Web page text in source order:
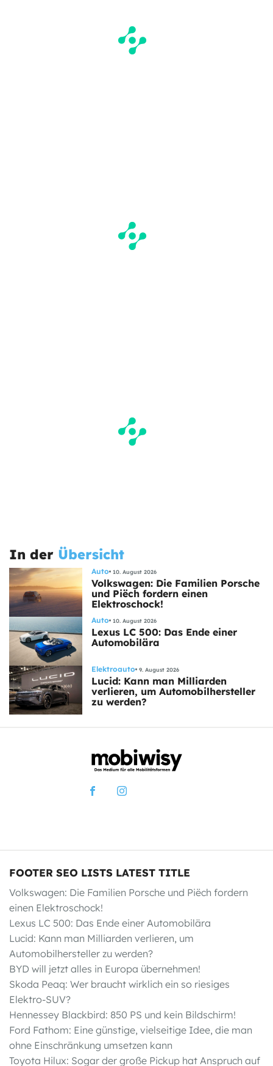
In der Übersicht
Auto 10. August 2026
Volkswagen: Die Familien Porsche
und Piëch fordern einen
Elektroschock!
Auto 10. August 2026
Lexus LC 500: Das Ende einer
Automobilära
Elektroauto 9. August 2026
Lucid: Kann man Milliarden
verlieren, um Automobilhersteller
zu werden?
FOOTER SEO LISTS LATEST TITLE
Volkswagen: Die Familien Porsche und Piëch fordern
einen Elektroschock!
Lexus LC 500: Das Ende einer Automobilära
Lucid: Kann man Milliarden verlieren, um
Automobilhersteller zu werden?
BYD will jetzt alles in Europa übernehmen!
Skoda Peaq: Wer braucht wirklich ein so riesiges
Elektro-SUV?
Hennessey Blackbird: 850 PS und kein Bildschirm!
Ford Fathom: Eine günstige, vielseitige Idee, die man
ohne Einschränkung umsetzen kann
Toyota Hilux: Sogar der große Pickup hat Anspruch auf